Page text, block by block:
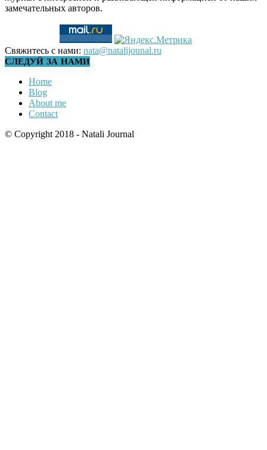
замечательных авторов.
Свяжитесь с нами: nata@natalijounal.ru
СЛЕДУЙ ЗА НАМИ
Home
Blog
About me
Contact
© Copyright 2018 - Natali Journal